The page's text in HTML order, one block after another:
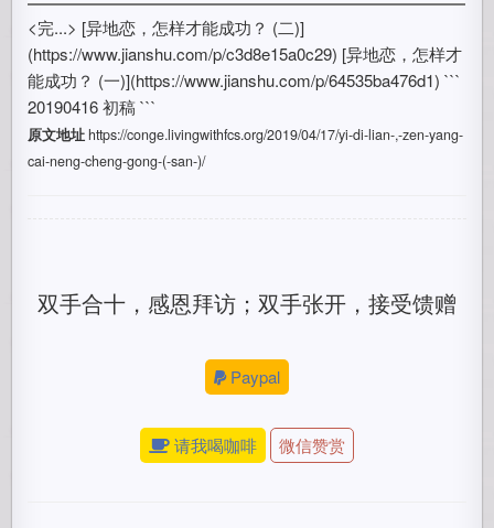
<完...> [异地恋，怎样才能成功？ (二)]
(https://www.jianshu.com/p/c3d8e15a0c29) [异地恋，怎样才
能成功？ (一)](https://www.jianshu.com/p/64535ba476d1) ```
20190416 初稿 ```
原文地址https://conge.livingwithfcs.org/2019/04/17/yi-di-lian-,-zen-yang-
cai-neng-cheng-gong-(-san-)/
双手合十，感恩拜访；双手张开，接受馈赠
Paypal
请我喝咖啡 微信赞赏